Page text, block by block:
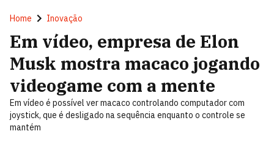
Home Inovação
Em vídeo, empresa de Elon
Musk mostra macaco jogando
videogame com a mente
Em vídeo é possível ver macaco controlando computador com
joystick, que é desligado na sequência enquanto o controle se
mantém